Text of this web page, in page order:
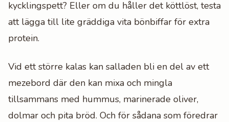
kycklingspett? Eller om du håller det köttlöst, testa
att lägga till lite gräddiga vita bönbiffar för extra
protein.
Vid ett större kalas kan salladen bli en del av ett
mezebord där den kan mixa och mingla
tillsammans med hummus, marinerade oliver,
dolmar och pita bröd. Och för sådana som föredrar